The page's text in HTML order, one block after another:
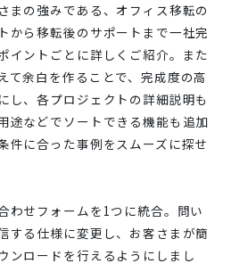
まの強みである、オフィス移転の
から移転後のサポートまで一社完
イントごとに詳しくご紹介。また
て余白を作ることで、完成度の高
し、各プロジェクトの詳細説明も
途などでソートできる機能も追加
件に合った事例をスムーズに探せ
わせフォームを1つに統合。問い
する仕様に変更し、お客さまが簡
ンロードを行えるようにしまし